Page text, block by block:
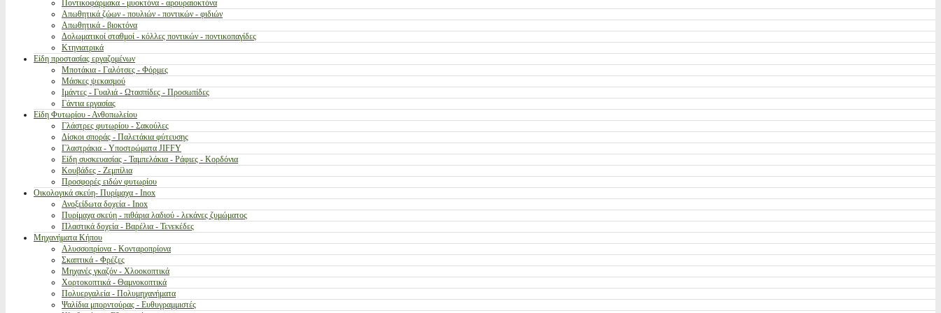
Ποντικοφάρμακα - μυοκτόνα - αρουραιοκτόνα
Απωθητικά ζώων - πουλιών - ποντικών - φιδιών
Απωθητικά - βιοκτόνα
Δολωματικοί σταθμοί - κόλλες ποντικών - ποντικοπαγίδες
Κτηνιατρικά
Είδη προστασίας εργαζομένων
Μποτάκια - Γαλότσες - Φόρμες
Μάσκες ψεκασμού
Ιμάντες - Γυαλιά - Ωτασπίδες - Προσωπίδες
Γάντια εργασίας
Είδη Φυτωρίου - Ανθοπωλείου
Γλάστρες φυτωρίου - Σακούλες
Δίσκοι σποράς - Παλετάκια φύτευσης
Γλαστράκια - Υποστρώματα JIFFY
Είδη συσκευασίας - Ταμπελάκια - Ράφιες - Κορδόνια
Κουβάδες - Ζεμπίλια
Προσφορές ειδών φυτωρίου
Οικολογικά σκεύη- Πυρίμαχα - Inox
Ανοξείδωτα δοχεία - Inox
Πυρίμαχα σκεύη - πιθάρια λαδιού - λεκάνες ζυμώματος
Πλαστικά δοχεία - Βαρέλια - Τενεκέδες
Μηχανήματα Κήπου
Αλυσσοπρίονα - Κονταροπρίονα
Σκαπτικά - Φρέζες
Μηχανές γκαζόν - Χλοοκοπτικά
Χορτοκοπτικά - Θαμνοκοπτικά
Πολυεργαλεία - Πολυμηχανήματα
Ψαλίδια μπορντούρας - Ευθυγραμμιστές